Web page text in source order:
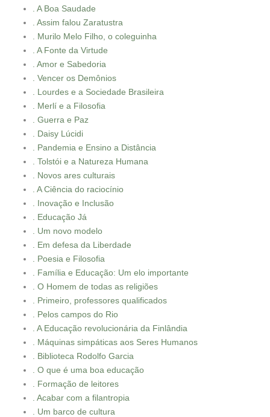
. A Boa Saudade
. Assim falou Zaratustra
. Murilo Melo Filho, o coleguinha
. A Fonte da Virtude
. Amor e Sabedoria
. Vencer os Demônios
. Lourdes e a Sociedade Brasileira
. Merlí e a Filosofia
. Guerra e Paz
. Daisy Lúcidi
. Pandemia e Ensino a Distância
. Tolstói e a Natureza Humana
. Novos ares culturais
. A Ciência do raciocínio
. Inovação e Inclusão
. Educação Já
. Um novo modelo
. Em defesa da Liberdade
. Poesia e Filosofia
. Família e Educação: Um elo importante
. O Homem de todas as religiões
. Primeiro, professores qualificados
. Pelos campos do Rio
. A Educação revolucionária da Finlândia
. Máquinas simpáticas aos Seres Humanos
. Biblioteca Rodolfo Garcia
. O que é uma boa educação
. Formação de leitores
. Acabar com a filantropia
. Um barco de cultura